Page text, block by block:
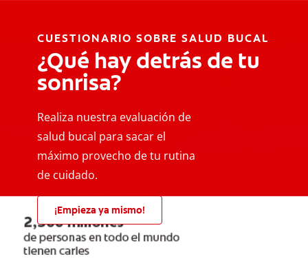
CUESTIONARIO SOBRE SALUD BUCAL
¿Qué hay detrás de tu
sonrisa?
Realiza nuestra evaluación de
salud bucal para sacar el
máximo provecho de tu rutina
de cuidado.
¡Empieza ya mismo!